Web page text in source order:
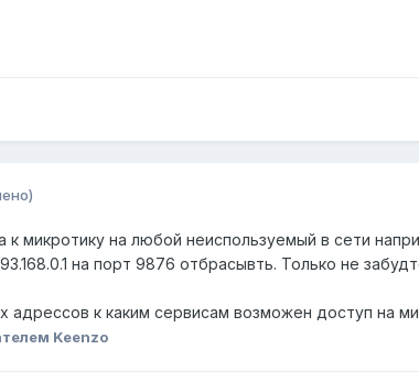
микротику на любой неиспользуемый в сети
на порт 9876 отбрасывть. Только не
адрессов к каким сервисам возможен доступ на
Keenzo